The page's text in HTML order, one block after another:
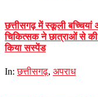
छत्तीसगढ़ में स्कूली
चिकित्सक ने छात्राओं से
किया सस्पेंड
In: छत्तीसगढ़, अपराध